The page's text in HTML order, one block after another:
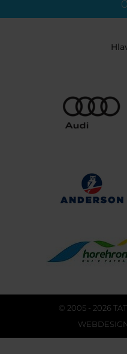
© 2005 - 2026